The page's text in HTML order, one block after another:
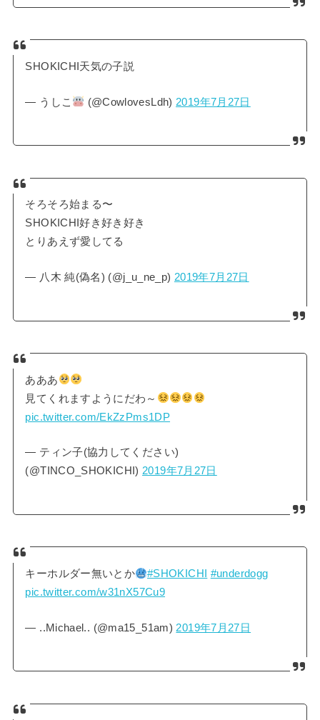
SHOKICHI天気の子説
— うしこ (@CowlovesLdh) 2019年7月27日
そろそろ始まる〜
SHOKICHI好き好き好き
とりあえず愛してる
— 八木 純(偽名) (@j_u_ne_p) 2019年7月27日
あああ
見てくれますようにだわ～
pic.twitter.com/EkZzPms1DP
— ティン子(協力してください)
(@TINCO_SHOKICHI)2019年7月27日
キーホルダー無いとか #SHOKICHI
#underdogg
pic.twitter.com/w31nX57Cu9
— ..Michael.. (@ma15_51am) 2019年7月27日